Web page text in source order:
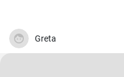
Greta